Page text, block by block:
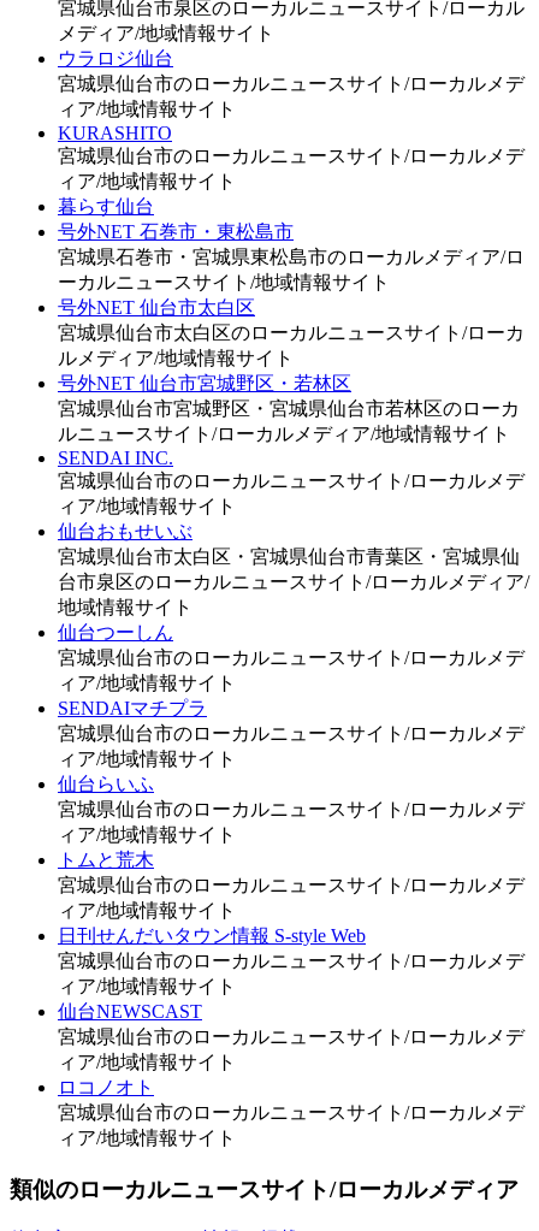
宮城県仙台市泉区のローカルニュースサイト/ローカル
メディア/地域情報サイト
ウラロジ仙台
宮城県仙台市のローカルニュースサイト/ローカルメデ
ィア/地域情報サイト
KURASHITO
宮城県仙台市のローカルニュースサイト/ローカルメデ
ィア/地域情報サイト
暮らす仙台
号外NET 石巻市・東松島市
宮城県石巻市・宮城県東松島市のローカルメディア/ロ
ーカルニュースサイト/地域情報サイト
号外NET 仙台市太白区
宮城県仙台市太白区のローカルニュースサイト/ローカ
ルメディア/地域情報サイト
号外NET 仙台市宮城野区・若林区
宮城県仙台市宮城野区・宮城県仙台市若林区のローカ
ルニュースサイト/ローカルメディア/地域情報サイト
SENDAI INC.
宮城県仙台市のローカルニュースサイト/ローカルメデ
ィア/地域情報サイト
仙台おもせいぶ
宮城県仙台市太白区・宮城県仙台市青葉区・宮城県仙
台市泉区のローカルニュースサイト/ローカルメディア/
地域情報サイト
仙台つーしん
宮城県仙台市のローカルニュースサイト/ローカルメデ
ィア/地域情報サイト
SENDAIマチプラ
宮城県仙台市のローカルニュースサイト/ローカルメデ
ィア/地域情報サイト
仙台らいふ
宮城県仙台市のローカルニュースサイト/ローカルメデ
ィア/地域情報サイト
トムと荒木
宮城県仙台市のローカルニュースサイト/ローカルメデ
ィア/地域情報サイト
日刊せんだいタウン情報 S-style Web
宮城県仙台市のローカルニュースサイト/ローカルメデ
ィア/地域情報サイト
仙台NEWSCAST
宮城県仙台市のローカルニュースサイト/ローカルメデ
ィア/地域情報サイト
ロコノオト
宮城県仙台市のローカルニュースサイト/ローカルメデ
ィア/地域情報サイト
類似のローカルニュースサイト/ローカルメディア